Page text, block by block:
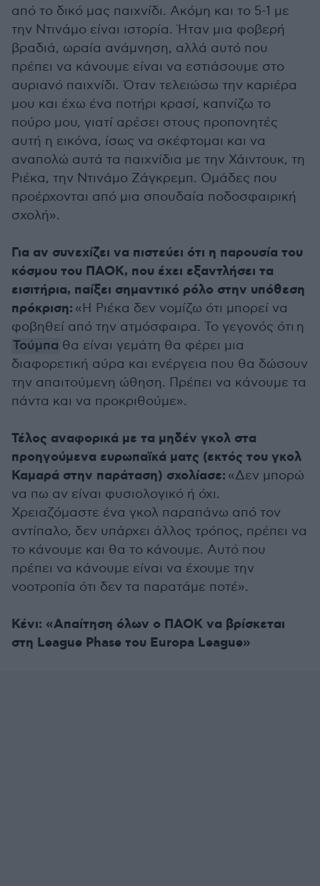
από το δικό μας παιχνίδι. Ακόμη και το 5-1 με
την Ντινάμο είναι ιστορία. Ήταν μια φοβερή
βραδιά, ωραία ανάμνηση, αλλά αυτό που
πρέπει να κάνουμε είναι να εστιάσουμε στο
αυριανό παιχνίδι. Όταν τελειώσω την καριέρα
μου και έχω ένα ποτήρι κρασί, καπνίζω το
πούρο μου, γιατί αρέσει στους προπονητές
αυτή η εικόνα, ίσως να σκέφτομαι και να
αναπολώ αυτά τα παιχνίδια με την Χάιντουκ, τη
Ριέκα, την Ντινάμο Ζάγκρεμπ. Ομάδες που
προέρχονται από μια σπουδαία ποδοσφαιρική
σχολή».
Για αν συνεχίζει να πιστεύει ότι η παρουσία του
κόσμου του ΠΑΟΚ, που έχει εξαντλήσει τα
εισιτήρια, παίξει σημαντικό ρόλο στην υπόθεση
πρόκριση: «Η Ριέκα δεν νομίζω ότι μπορεί να
φοβηθεί από την ατμόσφαιρα. Το γεγονός ότι η
Τούμπα θα είναι γεμάτη θα φέρει μια
διαφορετική αύρα και ενέργεια που θα δώσουν
την απαιτούμενη ώθηση. Πρέπει να κάνουμε τα
πάντα και να προκριθούμε».
Τέλος αναφορικά με τα μηδέν γκολ στα
προηγούμενα ευρωπαϊκά ματς (εκτός του γκολ
Καμαρά στην παράταση) σχολίασε: «Δεν μπορώ
να πω αν είναι φυσιολογικό ή όχι.
Χρειαζόμαστε ένα γκολ παραπάνω από τον
αντίπαλο, δεν υπάρχει άλλος τρόπος, πρέπει να
το κάνουμε και θα το κάνουμε. Αυτό που
πρέπει να κάνουμε είναι να έχουμε την
νοοτροπία ότι δεν τα παρατάμε ποτέ».
Κένι: «Απαίτηση όλων ο ΠΑΟΚ να βρίσκεται
στη League Phase του Europa League»